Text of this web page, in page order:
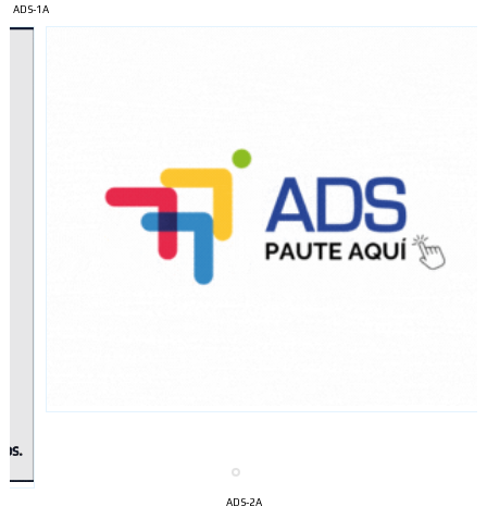
ADS-1A
ADS-2A